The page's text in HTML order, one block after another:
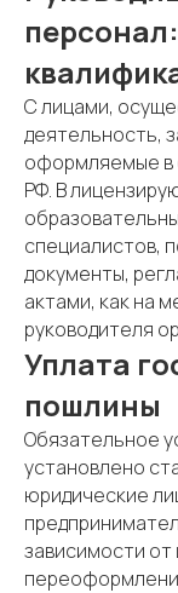
С лицами,
деятельность,
оформляемые в
РФ. В
специалистов,
документы,
актами, как на
руководителя
Уплата
пошлины
Обязательное
установлено
юридические
зависимости